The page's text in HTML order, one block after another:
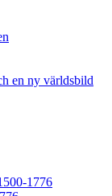
en ny världsbild
1776